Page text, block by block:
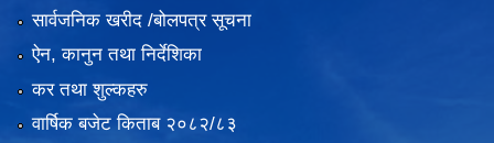
सार्वजनिक खरीद /बोलपत्र सूचना
ऐन, कानुन तथा निर्देशिका
कर तथा शुल्कहरु
वार्षिक बजेट किताब २०८२/८३